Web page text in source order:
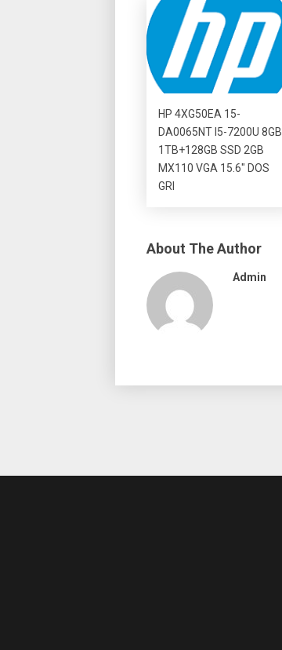
HP 4XG50EA 15-
DA0065NT I5-7200U 8GB
1TB+128GB SSD 2GB
MX110 VGA 15.6″ DOS
GRI
About The Author
Admin